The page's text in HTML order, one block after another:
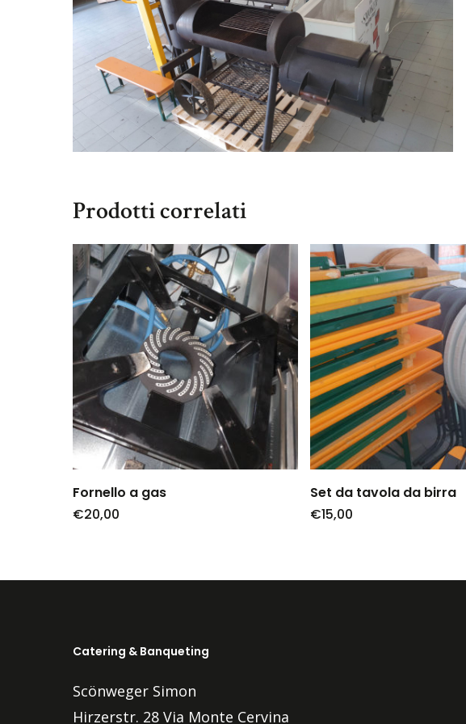
Prodotti correlati
Fornello a gas
€20,00
Set da tavola da birra
€15,00
Catering & Banqueting
Scönweger Simon
Hirzerstr. 28 Via Monte Cervina